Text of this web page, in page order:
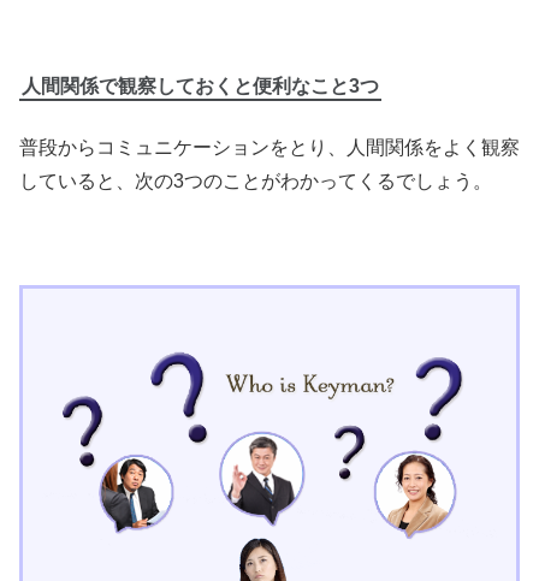
人間関係で観察しておくと便利なこと3つ
普段からコミュニケーションをとり、人間関係をよく観察
していると、次の3つのことがわかってくるでしょう。